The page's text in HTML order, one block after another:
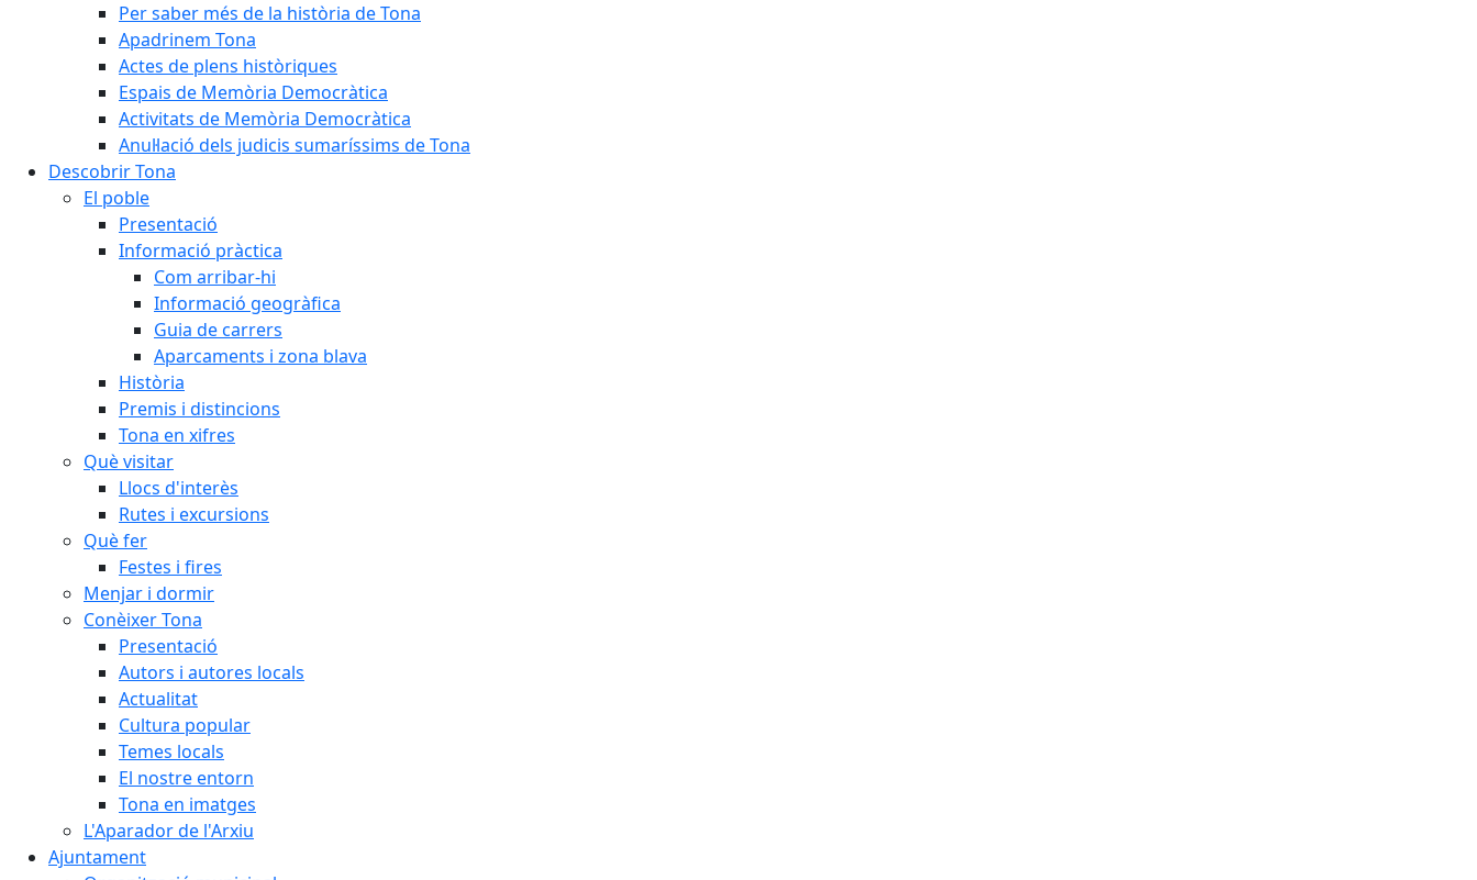
Per saber més de la història de Tona
Apadrinem Tona
Actes de plens històriques
Espais de Memòria Democràtica
Activitats de Memòria Democràtica
Anul·lació dels judicis sumaríssims de Tona
Descobrir Tona
El poble
Presentació
Informació pràctica
Com arribar-hi
Informació geogràfica
Guia de carrers
Aparcaments i zona blava
Història
Premis i distincions
Tona en xifres
Què visitar
Llocs d'interès
Rutes i excursions
Què fer
Festes i fires
Menjar i dormir
Conèixer Tona
Presentació
Autors i autores locals
Actualitat
Cultura popular
Temes locals
El nostre entorn
Tona en imatges
L'Aparador de l'Arxiu
Ajuntament